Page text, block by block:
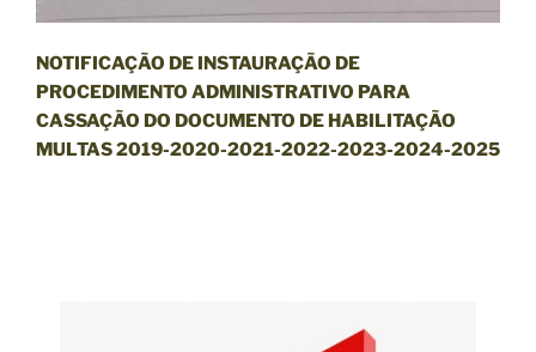
NOTIFICAÇÃO DE INSTAURAÇÃO DE
PROCEDIMENTO ADMINISTRATIVO PARA
CASSAÇÃO DO DOCUMENTO DE HABILITAÇÃO
MULTAS 2019-2020-2021-2022-2023-2024-2025